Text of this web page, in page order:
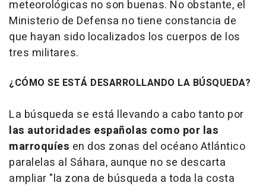
meteorológicas no son buenas. No obstante, el
Ministerio de Defensa no tiene constancia de
que hayan sido localizados los cuerpos de los
tres militares.
¿CÓMO SE ESTÁ DESARROLLANDO LA BÚSQUEDA?
La búsqueda se está llevando a cabo tanto por
las autoridades españolas como por las
marroquíes en dos zonas del océano Atlántico
paralelas al Sáhara, aunque no se descarta
ampliar "la zona de búsqueda a toda la costa